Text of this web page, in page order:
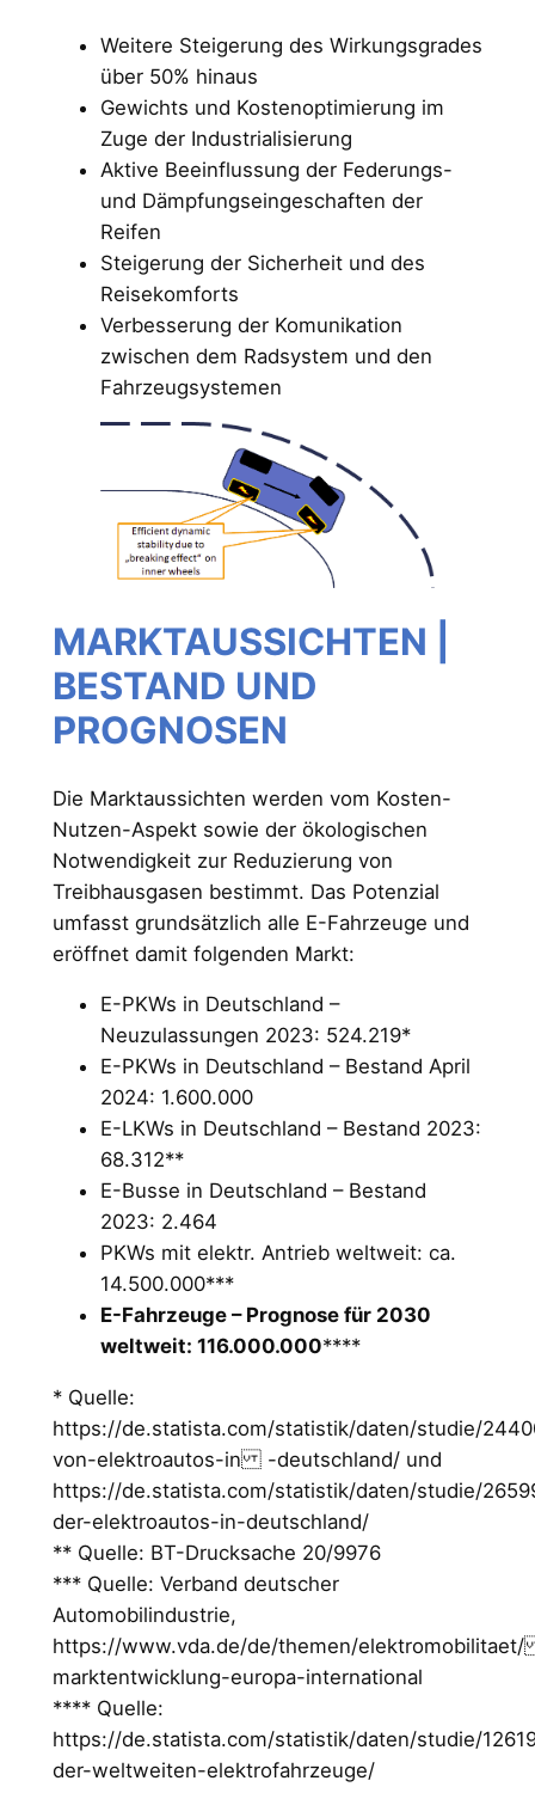
Weitere Steigerung des Wirkungsgrades
über 50% hinaus
Gewichts und Kostenoptimierung im
Zuge der Industrialisierung
Aktive Beeinflussung der Federungs-
und Dämpfungseingeschaften der
Reifen
Steigerung der Sicherheit und des
Reisekomforts
Verbesserung der Komunikation
zwischen dem Radsystem und den
Fahrzeugsystemen
MARKTAUSSICHTEN |
BESTAND UND
PROGNOSEN
Die Marktaussichten werden vom Kosten-
Nutzen-Aspekt sowie der ökologischen
Notwendigkeit zur Reduzierung von
Treibhausgasen bestimmt. Das Potenzial
umfasst grundsätzlich alle E-Fahrzeuge und
eröffnet damit folgenden Markt:
E-PKWs in Deutschland –
Neuzulassungen 2023: 524.219*
E-PKWs in Deutschland – Bestand April
2024: 1.600.000
E-LKWs in Deutschland – Bestand 2023:
68.312**
E-Busse in Deutschland – Bestand
2023: 2.464
PKWs mit elektr. Antrieb weltweit: ca.
14.500.000***
E-Fahrzeuge – Prognose für 2030
weltweit: 116.000.000****
* Quelle:
https://de.statista.com/statistik/daten/studie/
von-elektroautos-in -deutschland/ und
https://de.statista.com/statistik/daten/studie/
der-elektroautos-in-deutschland/
** Quelle: BT-Drucksache 20/9976
*** Quelle: Verband deutscher
Automobilindustrie,
https://www.vda.de/de/themen/
marktentwicklung-europa-international
**** Quelle:
https://de.statista.com/statistik/daten/studie/
der-weltweiten-elektrofahrzeuge/